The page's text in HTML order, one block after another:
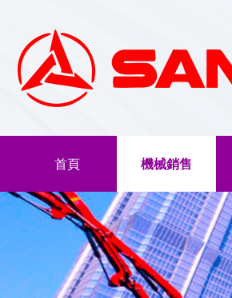
首頁 機械銷售